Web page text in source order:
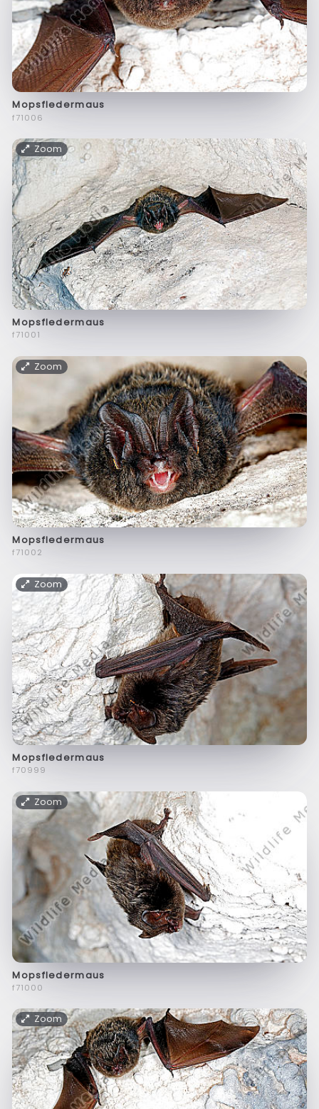
Mopsfledermaus
f71006
Zoom
Mopsfledermaus
f71001
Zoom
Mopsfledermaus
f71002
Zoom
Mopsfledermaus
f70999
Zoom
Mopsfledermaus
f71000
Zoom